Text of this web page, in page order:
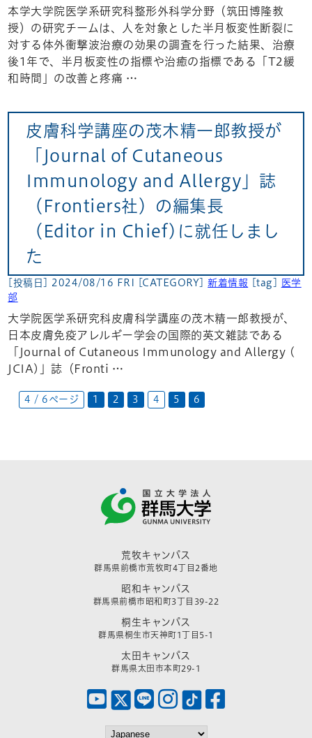
本学大学院医学系研究科整形外科学分野（筑田博隆教
授）の研究チームは、人を対象とした半月板変性断裂に
対する体外衝撃波治療の効果の調査を行った結果、治療
後1年で、半月板変性の指標や治癒の指標である「T2緩
和時間」の改善と疼痛 …
皮膚科学講座の茂木精一郎教授が
「Journal of Cutaneous
Immunology and Allergy」誌
（Frontiers社）の編集長
（Editor in Chief)に就任しまし
た
[投稿日] 2024/08/16 FRI [CATEGORY]新着情報 [tag]
医学
部
大学院医学系研究科皮膚科学講座の茂木精一郎教授が、
日本皮膚免疫アレルギー学会の国際的英文雑誌である
「Journal of Cutaneous Immunology and Allergy (
JCIA)」誌（Fronti …
4 / 6ページ 1 2 3 4 5 6
荒牧キャンパス
群馬県前橋市荒牧町4丁目2番地
昭和キャンパス
群馬県前橋市昭和町3丁目39-22
桐生キャンパス
群馬県桐生市天神町1丁目5-1
太田キャンパス
群馬県太田市本町29-1